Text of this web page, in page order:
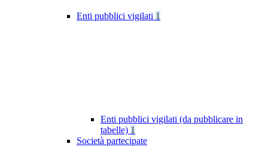
Enti pubblici vigilati 1
Enti pubblici vigilati (da pubblicare in
tabelle) 1
Società partecipate